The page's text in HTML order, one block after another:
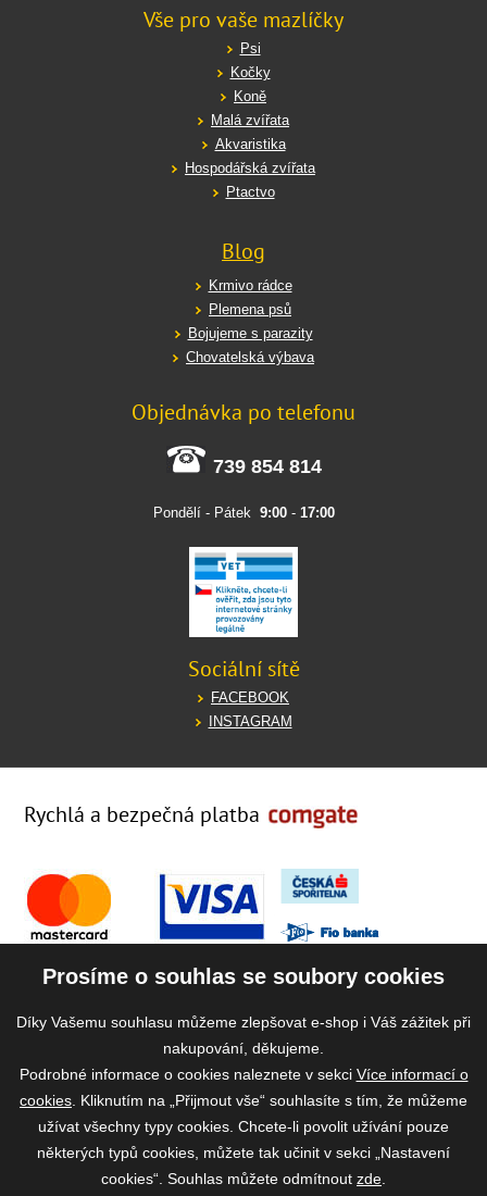
Vše pro vaše mazlíčky
Psi
Kočky
Koně
Malá zvířata
Akvaristika
Hospodářská zvířata
Ptactvo
Blog
Krmivo rádce
Plemena psů
Bojujeme s parazity
Chovatelská výbava
Objednávka po telefonu
739 854 814
Pondělí - Pátek 9:00- 17:00
Sociální sítě
FACEBOOK
INSTAGRAM
Rychlá a bezpečná platba
Prosíme o souhlas se soubory cookies
Díky Vašemu souhlasu můžeme zlepšovat e-shop i Váš zážitek při
nakupování, děkujeme.
Podrobné informace o cookies naleznete v sekci Více informací o
cookies . Kliknutím na „Přijmout vše“ souhlasíte s tím, že můžeme
užívat všechny typy cookies. Chcete-li povolit užívání pouze
některých typů cookies, můžete tak učinit v sekci „Nastavení
cookies“. Souhlas můžete odmítnout zde